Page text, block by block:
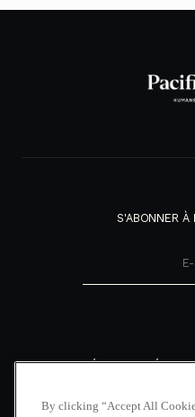
S'ABONNER À
NOUVEAUTÉS
By clicking “Accept All